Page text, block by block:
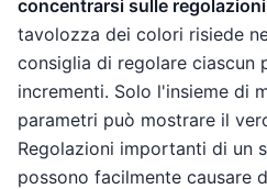
concentrarsi sulle
tavolozza dei colori risiede
consiglia di regolare ciascun
incrementi. Solo l'insieme di
parametri può mostrare il
Regolazioni importanti di un
possono facilmente causare